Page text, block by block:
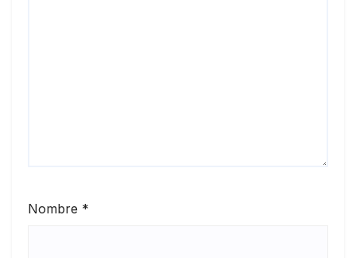
Nombre *